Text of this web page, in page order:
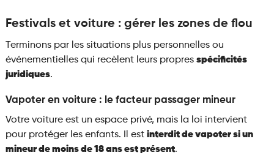
Festivals et voiture : gérer les zones de flou
Terminons par les situations plus personnelles ou
événementielles qui recèlent leurs propres spécificités
juridiques.
Vapoter en voiture : le facteur passager mineur
Votre voiture est un espace privé, mais la loi intervient
pour protéger les enfants. Il est interdit de vapoter si un
mineur de moins de 18 ans est présent.